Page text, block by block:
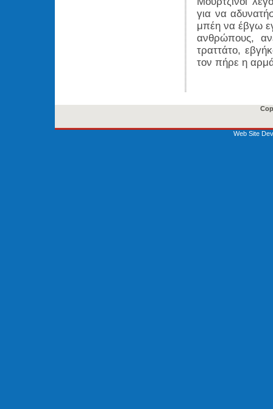
για να
μπέη να έβγω
ανθρώπους,
τραττάτο,
τον πήρε η
Web Site